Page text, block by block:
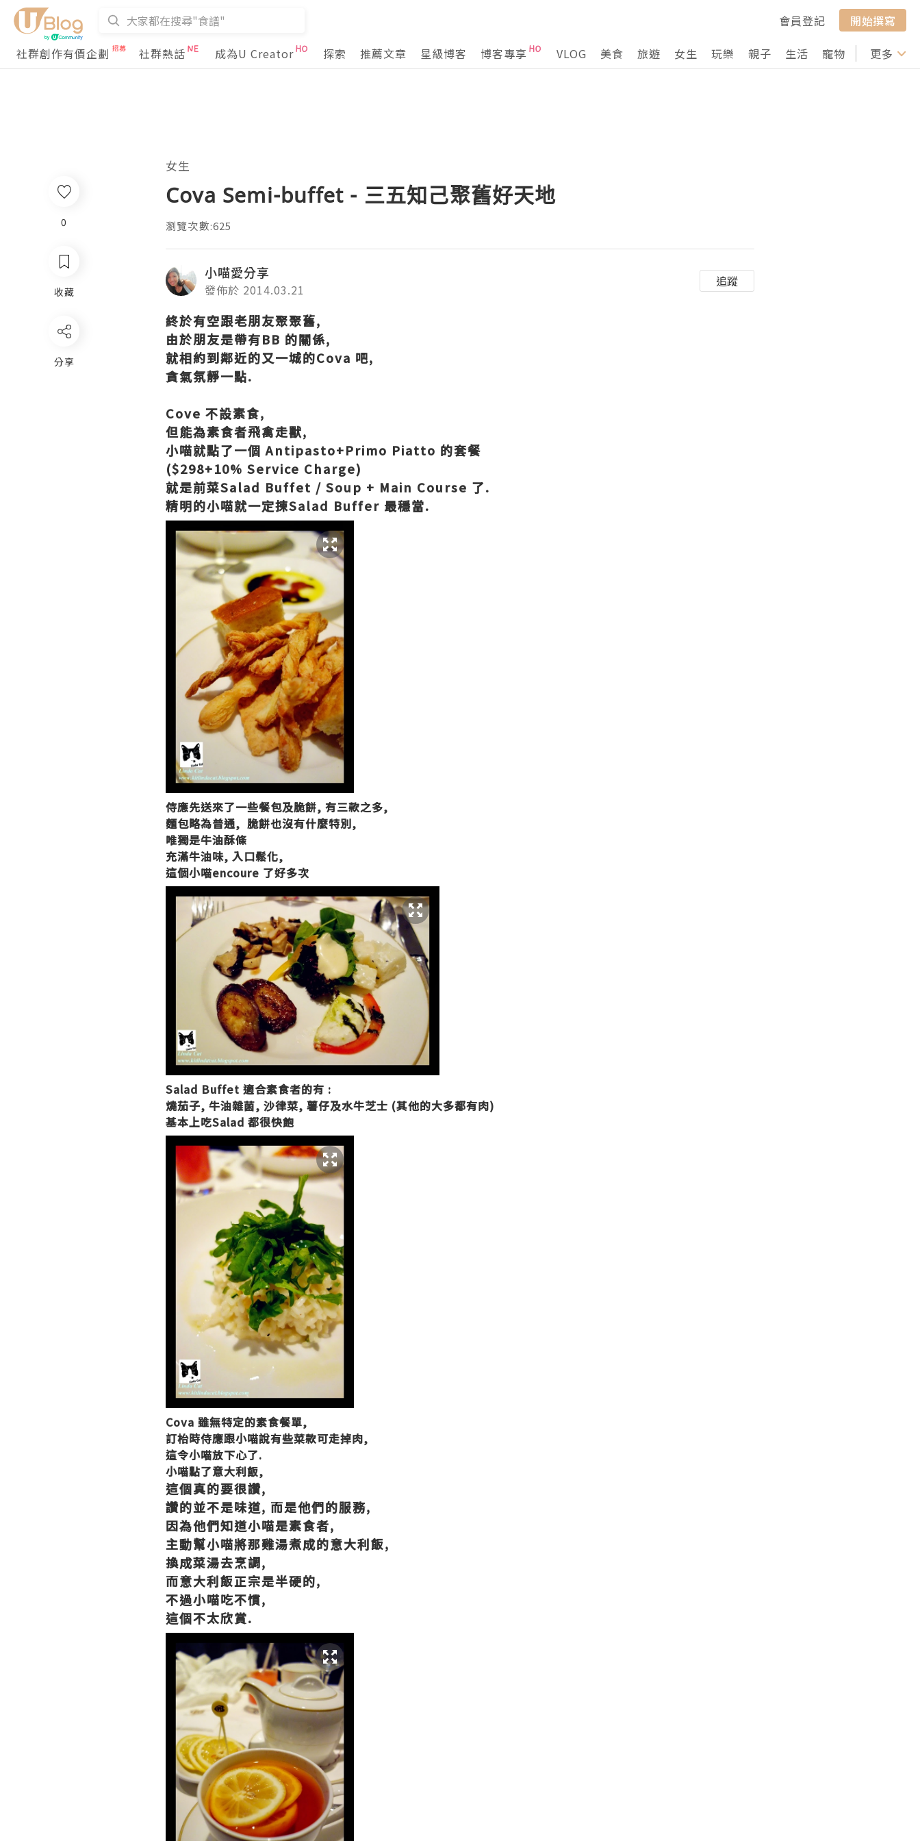
會員登記
開始撰寫
社群創作有價企劃
社群熱話 成為U Creator 探索 推薦文章 星級博客 博客專享 VLOG 美食 旅遊 女生 玩樂 親子 生活 寵物 行山 打卡
更多
0
收藏
分享
女生
Cova Semi-buffet - 三五知己聚舊好天地
瀏覽次數:625
小喵愛分享
發佈於 2014.03.21
追蹤
終於有空跟老朋友聚聚舊,
由於朋友是帶有BB 的關係,
就相約到鄰近的又一城的Cova 吧,
貪氣氛靜一點.
Cove 不設素食,
但能為素食者飛禽走獸,
小喵就點了一個 Antipasto+Primo Piatto 的套餐
($298+10% Service Charge)
就是前菜Salad Buffet / Soup + Main Course 了.
精明的小喵就一定揀Salad Buffer 最穩當.
侍應先送來了一些餐包及脆餅, 有三款之多,
麵包略為普通, 脆餅也沒有什麼特別,
唯獨是牛油酥條
充滿牛油味, 入口鬆化,
這個小喵encoure 了好多次
Salad Buffet 適合素食者的有 :
燒茄子, 牛油雜菌, 沙律菜, 薯仔及水牛芝士 (其他的大多都有肉)
基本上吃Salad 都很快飽
Cova 雖無特定的素食餐單,
訂枱時侍應跟小喵說有些菜款可走掉肉,
這令小喵放下心了.
小喵點了意大利飯,
這個真的要很讚,
讚的並不是味道, 而是他們的服務,
因為他們知道小喵是素食者,
主動幫小喵將那雞湯煮成的意大利飯,
換成菜湯去烹調,
而意大利飯正宗是半硬的,
不過小喵吃不慣,
這個不太欣賞.